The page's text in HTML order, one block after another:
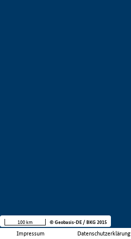
Impressum Datenschutzerklärung
100 km © Geobasis-DE / BKG 2015